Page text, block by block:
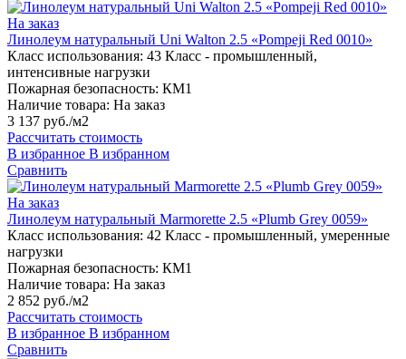
На заказ
Линолеум натуральный Uni Walton 2.5 «Pompeji Red 0010»
Класс использования: 43 Класс - промышленный,
интенсивные нагрузки
Пожарная безопасность: КМ1
Наличие товара: На заказ
3 137 руб./м2
Рассчитать стоимость
В избранное В избранном
Сравнить
На заказ
Линолеум натуральный Marmorette 2.5 «Plumb Grey 0059»
Класс использования: 42 Класс - промышленный, умеренные
нагрузки
Пожарная безопасность: КМ1
Наличие товара: На заказ
2 852 руб./м2
Рассчитать стоимость
В избранное В избранном
Сравнить